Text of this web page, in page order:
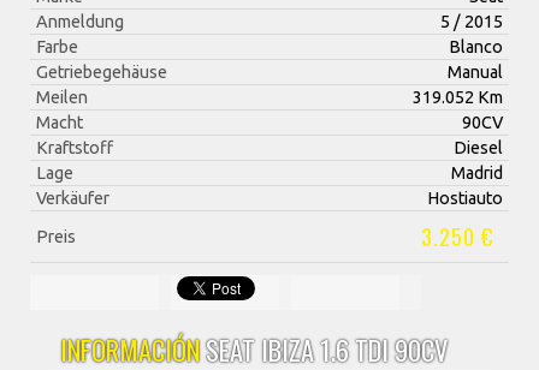
Anmeldung
5 / 2015
Farbe
Blanco
Getriebegehäuse
Manual
Meilen
319.052 Km
Macht
90CV
Kraftstoff
Diesel
Lage
Madrid
Verkäufer
Hostiauto
Preis
3.250 €
INFORMACIÓNSEAT IBIZA 1.6 TDI 90CV